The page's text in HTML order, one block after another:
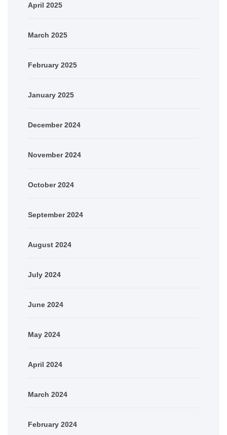
April 2025
March 2025
February 2025
January 2025
December 2024
November 2024
October 2024
September 2024
August 2024
July 2024
June 2024
May 2024
April 2024
March 2024
February 2024